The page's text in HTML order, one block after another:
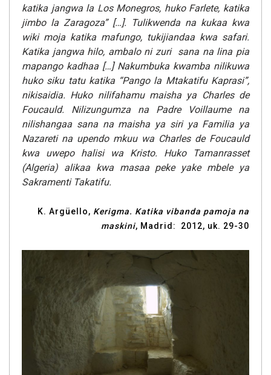
katika jangwa la Los Monegros, huko Farlete, katika
jimbo la Zaragoza” […]. Tulikwenda na kukaa kwa
wiki moja katika mafungo, tukijiandaa kwa safari.
Katika jangwa hilo, ambalo ni zuri sana na lina pia
mapango kadhaa […] Nakumbuka kwamba nilikuwa
huko siku tatu katika “Pango la Mtakatifu Kaprasi”,
nikisaidia. Huko nilifahamu maisha ya Charles de
Foucauld. Nilizungumza na Padre Voillaume na
nilishangaa sana na maisha ya siri ya Familia ya
Nazareti na upendo mkuu wa Charles de Foucauld
kwa uwepo halisi wa Kristo. Huko Tamanrasset
(Algeria) alikaa kwa masaa peke yake mbele ya
Sakramenti Takatifu.
K. Argüello, Kerigma. Katika vibanda pamoja na
maskini, Madrid: 2012, uk. 29-30